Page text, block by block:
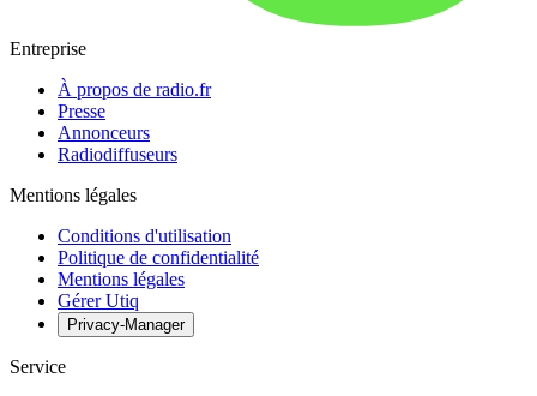
Entreprise
À propos de radio.fr
Presse
Annonceurs
Radiodiffuseurs
Mentions légales
Conditions d'utilisation
Politique de confidentialité
Mentions légales
Gérer Utiq
Privacy-Manager
Service